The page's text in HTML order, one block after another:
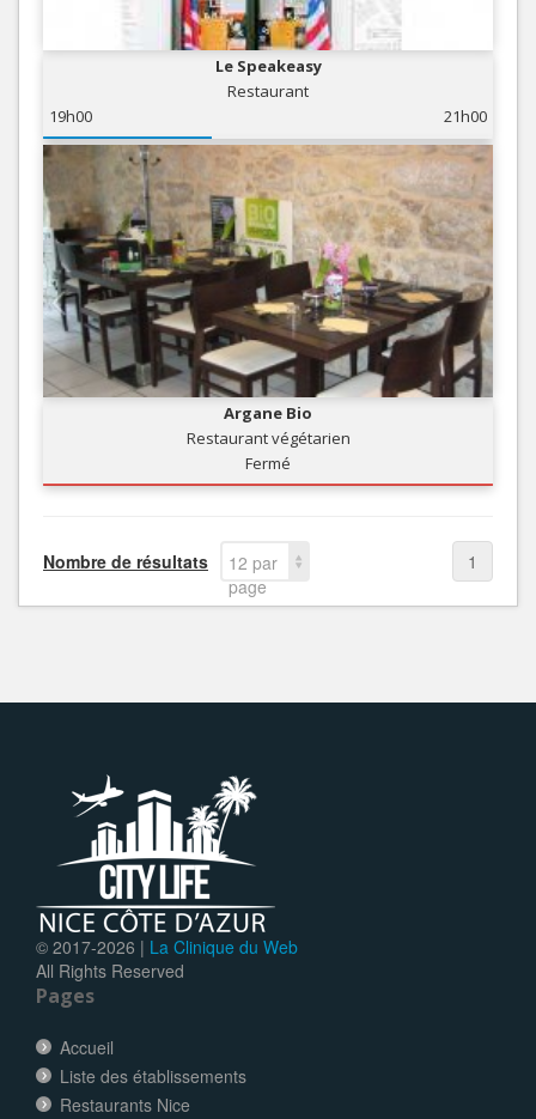
Le Speakeasy
Restaurant
19h00
21h00
Argane Bio
Restaurant végétarien
Fermé
Nombre de résultats
12 par
page
1
© 2017-2026 | La Clinique du Web
All Rights Reserved
Pages
Accueil
Liste des établissements
Restaurants Nice